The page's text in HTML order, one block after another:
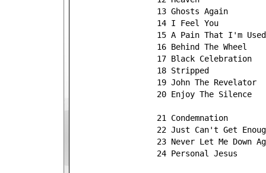
13 Ghosts Again
14 I Feel You
15 A Pain That I'm
16 Behind The Wheel
17 Black Celebration
18 Stripped
19 John The Revelator
20 Enjoy The Silence
21 Condemnation
22 Just Can't Get
23 Never Let Me Down
24 Personal Jesus